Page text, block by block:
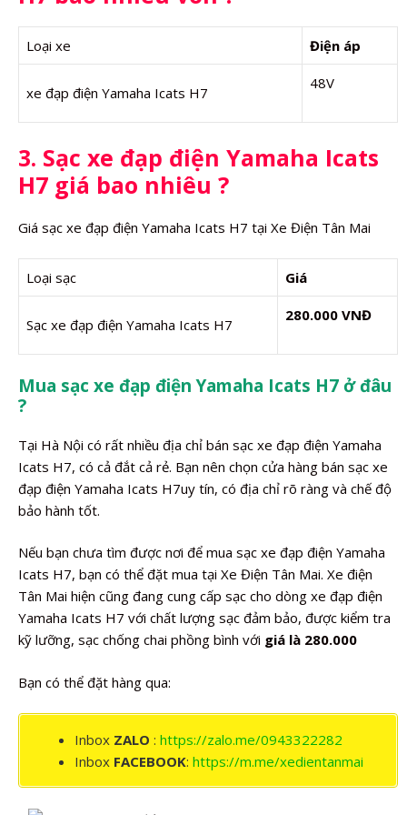
Loại xe Điện áp
xe đạp điện Yamaha Icats H7
48V
3. Sạc xe đạp điện Yamaha Icats
H7 giá bao nhiêu ?
Giá sạc xe đạp điện Yamaha Icats H7 tại Xe Điện Tân Mai
Loại sạc Giá
Sạc xe đạp điện Yamaha Icats H7
280.000 VNĐ
Mua sạc xe đạp điện Yamaha Icats H7 ở đâu
?
Tại Hà Nội có rất nhiều địa chỉ bán sạc xe đạp điện Yamaha
Icats H7, có cả đắt cả rẻ. Bạn nên chọn cửa hàng bán sạc xe
đạp điện Yamaha Icats H7uy tín, có địa chỉ rõ ràng và chế độ
bảo hành tốt.
Nếu bạn chưa tìm được nơi để mua sạc xe đạp điện Yamaha
Icats H7, bạn có thể đặt mua tại Xe Điện Tân Mai. Xe điện
Tân Mai hiện cũng đang cung cấp sạc cho dòng xe đạp điện
Yamaha Icats H7 với chất lượng sạc đảm bảo, được kiểm tra
kỹ lưỡng, sạc chống chai phồng bình với giá là 280.000
Bạn có thể đặt hàng qua:
Inbox ZALO : https://zalo.me/0943322282
Inbox FACEBOOK: https://m.me/xedientanmai